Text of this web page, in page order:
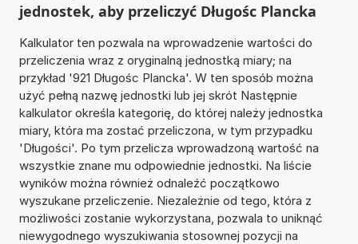
jednostek, aby przeliczyć Długośc Plancka
Kalkulator ten pozwala na wprowadzenie wartości do
przeliczenia wraz z oryginalną jednostką miary; na
przykład '921 Długośc Plancka'. W ten sposób można
użyć pełną nazwę jednostki lub jej skrót Następnie
kalkulator określa kategorię, do której należy jednostka
miary, która ma zostać przeliczona, w tym przypadku
'Długości'. Po tym przelicza wprowadzoną wartość na
wszystkie znane mu odpowiednie jednostki. Na liście
wyników można również odnaleźć początkowo
wyszukane przeliczenie. Niezależnie od tego, która z
możliwości zostanie wykorzystana, pozwala to uniknąć
niewygodnego wyszukiwania stosownej pozycji na